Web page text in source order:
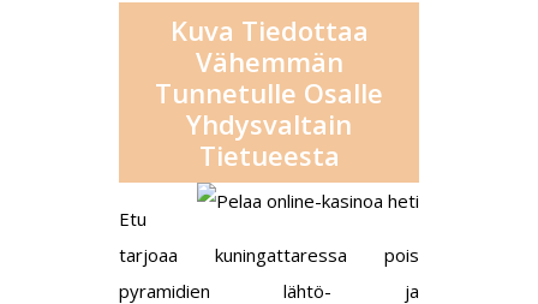
Kuva Tiedottaa
Vähemmän
Tunnetulle Osalle
Yhdysvaltain
Tietueesta
Etu
tarjoaa kuningattaressa pois
pyramidien lähtö- ja